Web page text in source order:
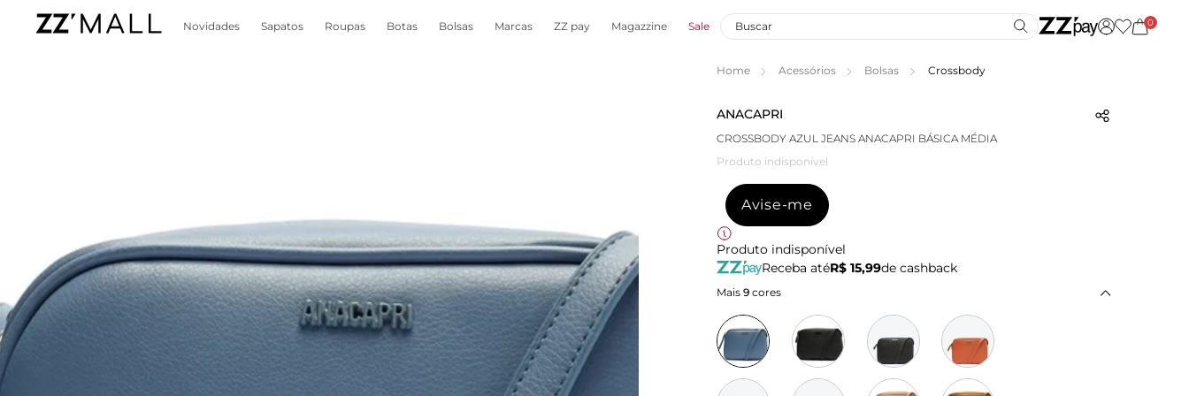
Novidades Sapatos Roupas Botas Bolsas Marcas ZZ pay Magazzine Sale 0
Home Acessórios Bolsas Crossbody
ANACAPRI
CROSSBODY AZUL JEANS ANACAPRI BÁSICA MÉDIA
Produto indisponível
Avise-me
Produto indisponível
Receba atéR$ 15,99de cashback
Mais 9 cores